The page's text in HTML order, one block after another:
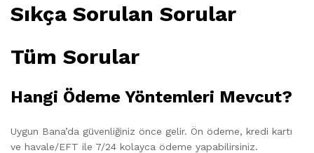
Sıkça Sorulan Sorular
Tüm Sorular
Hangi Ödeme Yöntemleri Mevcut?
Uygun Bana’da güvenliğiniz önce gelir. Ön ödeme, kredi kartı
ve havale/EFT ile 7/24 kolayca ödeme yapabilirsiniz.